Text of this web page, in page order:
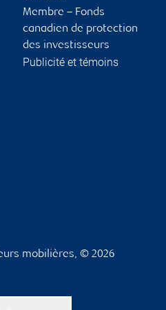
Membre – Fonds
canadien de protection
des investisseurs
Publicité et témoins
mobilières, © 2026